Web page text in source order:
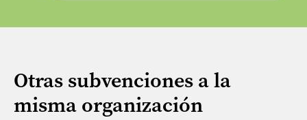
Otras subvenciones a la
misma organización